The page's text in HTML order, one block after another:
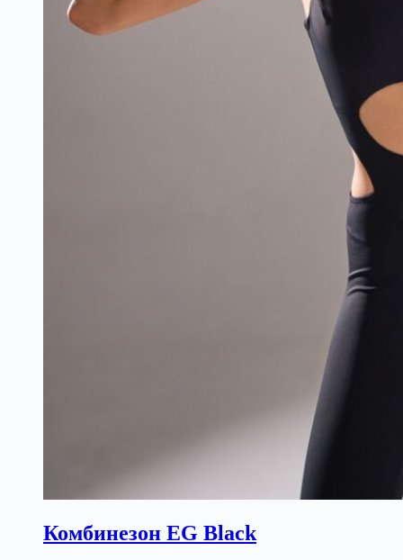
Комбинезон EG Black